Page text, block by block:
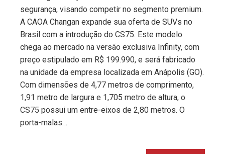
segurança, visando competir no segmento premium.
A CAOA Changan expande sua oferta de SUVs no
Brasil com a introdução do CS75. Este modelo
chega ao mercado na versão exclusiva Infinity, com
preço estipulado em R$ 199.990, e será fabricado
na unidade da empresa localizada em Anápolis (GO).
Com dimensões de 4,77 metros de comprimento,
1,91 metro de largura e 1,705 metro de altura, o
CS75 possui um entre-eixos de 2,80 metros. O
porta-malas…